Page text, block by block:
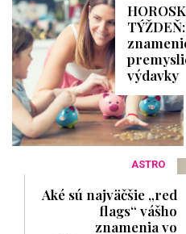
výdavky
ASTRO
Aké sú najväčšie „red
flags“ vášho
znamenia vo